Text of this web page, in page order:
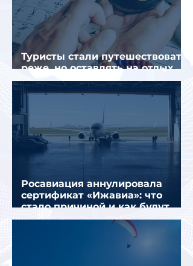
Туристы стали путешествовать
реже, но оставлять на отдых
почти на 40% больше
Росавиация аннулировала
сертификат «Ижавиа»: что
стало причиной и как будут
перевозить пассажиров